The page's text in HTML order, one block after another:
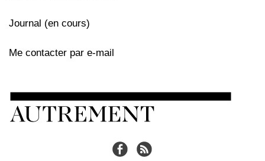
Journal (en cours)
Me contacter par e-mail